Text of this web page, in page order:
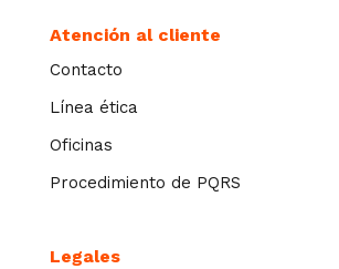
Atención al cliente
Contacto
Línea ética
Oficinas
Procedimiento de PQRS
Legales